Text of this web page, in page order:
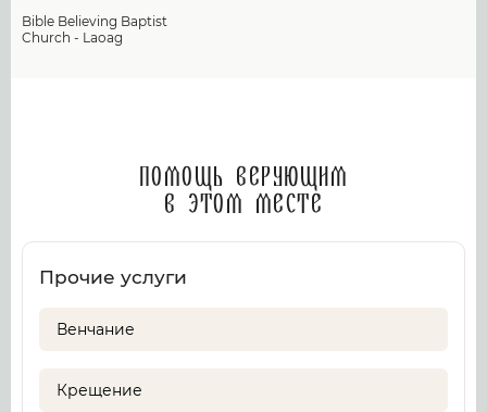
Bible Believing Baptist
Church - Laoag
Помощь верующим
в этом месте
Прочие услуги
Венчание
Крещение